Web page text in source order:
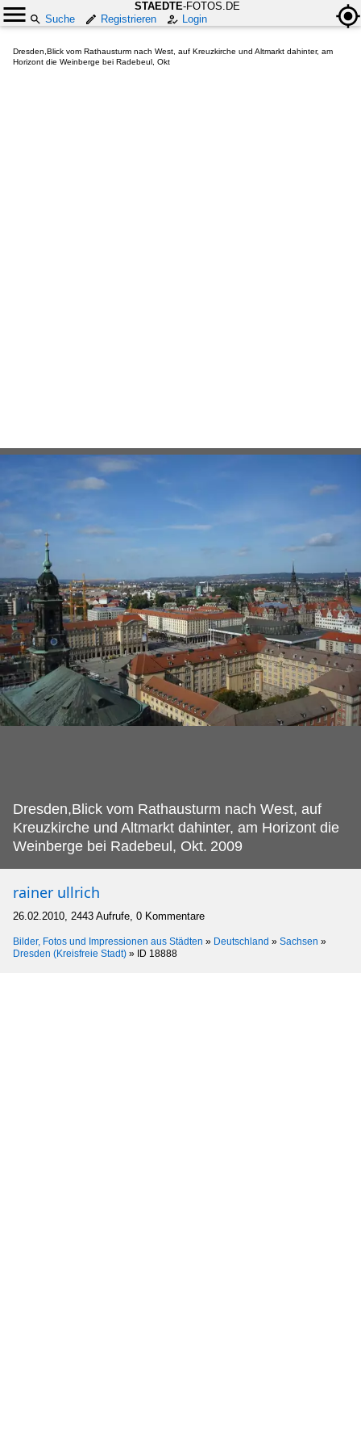
STAEDTE-FOTOS.DE
Suche
Registrieren Login
Dresden,Blick vom Rathausturm nach West, auf Kreuzkirche und Altmarkt dahinter, am
Horizont die Weinberge bei Radebeul, Okt
Dresden,Blick vom Rathausturm nach West, auf
Kreuzkirche und Altmarkt dahinter, am Horizont die
Weinberge bei Radebeul, Okt. 2009
rainer ullrich
26.02.2010, 2443 Aufrufe, 0 Kommentare
Bilder, Fotos und Impressionen aus Städten » Deutschland » Sachsen »
Dresden (Kreisfreie Stadt) » ID 18888